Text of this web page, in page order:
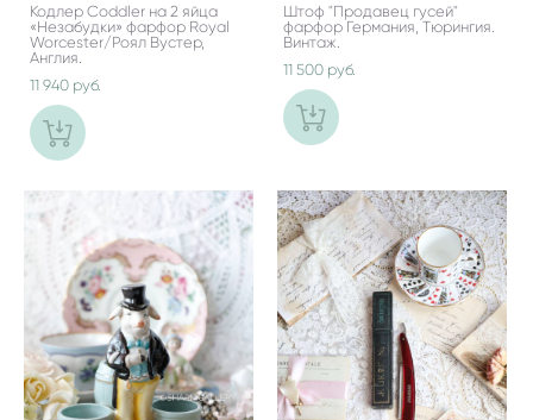
Кодлер Coddler на 2 яйца
«Незабудки» фарфор Royal
Worcester/Роял Вустер,
Англия.
11 940 pуб.
Штоф "Продавец гусей"
фарфор Германия, Тюрингия.
Винтаж.
11 500 pуб.